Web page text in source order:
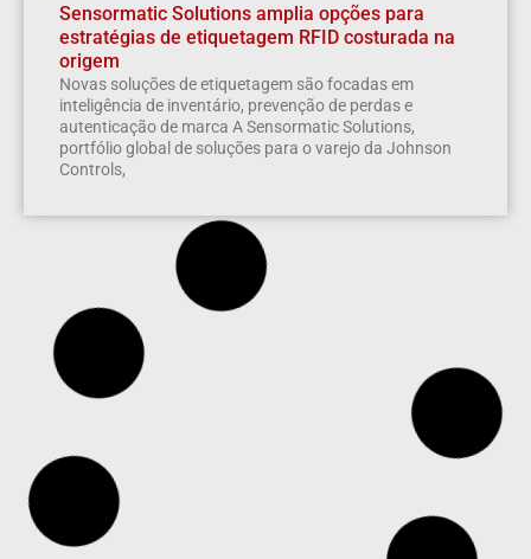
Sensormatic Solutions amplia opções para
estratégias de etiquetagem RFID costurada na
origem
Novas soluções de etiquetagem são focadas em
inteligência de inventário, prevenção de perdas e
autenticação de marca A Sensormatic Solutions,
portfólio global de soluções para o varejo da Johnson
Controls,